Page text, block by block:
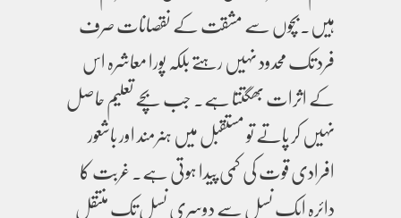
ہیں۔بچوں سے مشقت کے نقصانات صرف
فرد تک محدود نہیں رہتے بلکہ پورا معاشرہ اس
کے اثرات بھگتتا ہے۔ جب بچے تعلیم حاصل
نہیں کر پاتے تو مستقبل میں ہنرمند اور باشعور
افرادی قوت کی کمی پیدا ہوتی ہے۔ غربت کا
دائرہ ایک نسل سے دوسری نسل تک منتقل